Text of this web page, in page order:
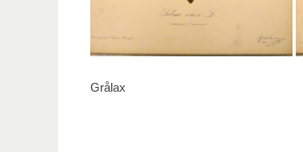
Grålax